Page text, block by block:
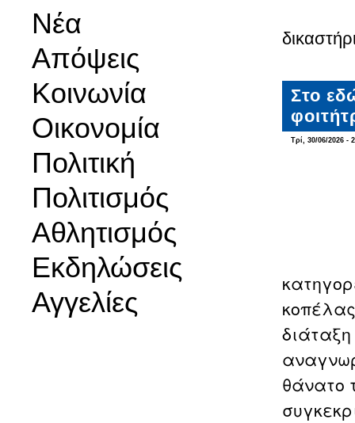
Νέα
Απόψεις
Κοινωνία
Οικονομία
Πολιτική
Πολιτισμός
Αθλητισμός
Εκδηλώσεις
Αγγελίες
Στο
Τρί, 30/06/2026 -
θάνατο